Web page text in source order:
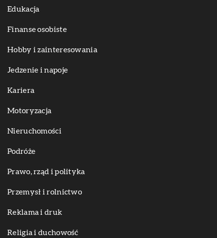
Edukacja
Finanse osobiste
Hobby i zainteresowania
Jedzenie i napoje
Kariera
Motoryzacja
Nieruchomości
Podróże
Prawo, rząd i polityka
Przemysł i rolnictwo
Reklama i druk
Religia i duchowość